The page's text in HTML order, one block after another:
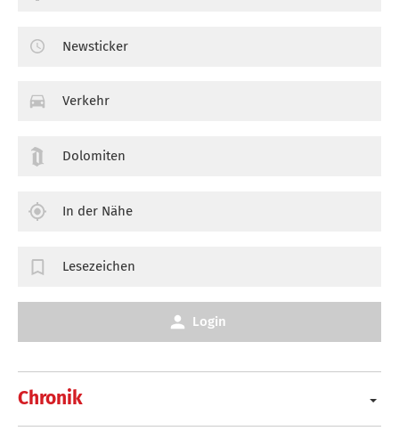
Chronik
Newsticker
Verkehr
Dolomiten
In der Nähe
Lesezeichen
Login